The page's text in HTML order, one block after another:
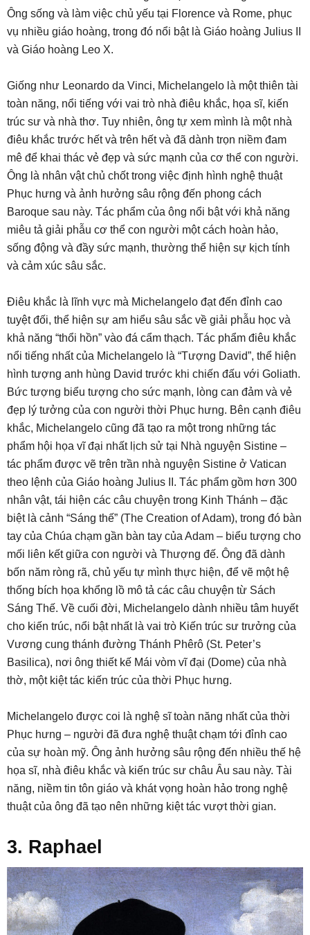
Ông sống và làm việc chủ yếu tại Florence và Rome, phục
vụ nhiều giáo hoàng, trong đó nổi bật là Giáo hoàng Julius II
và Giáo hoàng Leo X.
Giống như Leonardo da Vinci, Michelangelo là một thiên tài
toàn năng, nổi tiếng với vai trò nhà điêu khắc, họa sĩ, kiến
trúc sư và nhà thơ. Tuy nhiên, ông tự xem mình là một nhà
điêu khắc trước hết và trên hết và đã dành trọn niềm đam
mê để khai thác vẻ đẹp và sức mạnh của cơ thể con người.
Ông là nhân vật chủ chốt trong việc định hình nghệ thuật
Phục hưng và ảnh hưởng sâu rộng đến phong cách
Baroque sau này. Tác phẩm của ông nổi bật với khả năng
miêu tả giải phẫu cơ thể con người một cách hoàn hảo,
sống động và đầy sức mạnh, thường thể hiện sự kịch tính
và cảm xúc sâu sắc.
Điêu khắc là lĩnh vực mà Michelangelo đạt đến đỉnh cao
tuyệt đối, thể hiện sự am hiểu sâu sắc về giải phẫu học và
khả năng “thổi hồn” vào đá cẩm thạch. Tác phẩm điêu khắc
nổi tiếng nhất của Michelangelo là “Tượng David”, thể hiện
hình tượng anh hùng David trước khi chiến đấu với Goliath.
Bức tượng biểu tượng cho sức mạnh, lòng can đảm và vẻ
đẹp lý tưởng của con người thời Phục hưng. Bên cạnh điêu
khắc, Michelangelo cũng đã tạo ra một trong những tác
phẩm hội họa vĩ đại nhất lịch sử tại Nhà nguyện Sistine –
tác phẩm được vẽ trên trần nhà nguyện Sistine ở Vatican
theo lệnh của Giáo hoàng Julius II. Tác phẩm gồm hơn 300
nhân vật, tái hiện các câu chuyện trong Kinh Thánh – đặc
biệt là cảnh “Sáng thế” (The Creation of Adam), trong đó bàn
tay của Chúa chạm gần bàn tay của Adam – biểu tượng cho
mối liên kết giữa con người và Thượng đế. Ông đã dành
bốn năm ròng rã, chủ yếu tự mình thực hiện, để vẽ một hệ
thống bích họa khổng lồ mô tả các câu chuyện từ Sách
Sáng Thế. Về cuối đời, Michelangelo dành nhiều tâm huyết
cho kiến trúc, nổi bật nhất là vai trò Kiến trúc sư trưởng của
Vương cung thánh đường Thánh Phêrô (St. Peter’s
Basilica), nơi ông thiết kế Mái vòm vĩ đại (Dome) của nhà
thờ, một kiệt tác kiến trúc của thời Phục hưng.
Michelangelo được coi là nghệ sĩ toàn năng nhất của thời
Phục hưng – người đã đưa nghệ thuật chạm tới đỉnh cao
của sự hoàn mỹ. Ông ảnh hưởng sâu rộng đến nhiều thế hệ
họa sĩ, nhà điêu khắc và kiến trúc sư châu Âu sau này. Tài
năng, niềm tin tôn giáo và khát vọng hoàn hảo trong nghệ
thuật của ông đã tạo nên những kiệt tác vượt thời gian.
3. Raphael